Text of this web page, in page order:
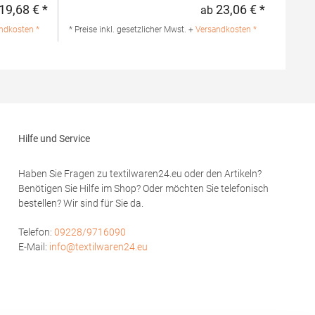
/
/ 1%
Regulärer Preis:
19,68 € *
*
Ton) Ersatzknopf Labelfrei
textil.de
Regulärer
ab 23,06 € *
* Preise inkl. gesetzlicher Mwst. + Versandkosten *
Hilfe und Service
Haben Sie Fragen zu textilwaren24.eu oder den Artikeln?
Benötigen Sie Hilfe im Shop? Oder möchten Sie telefonisch
bestellen? Wir sind für Sie da.
Telefon: 09228/9716090
E-Mail: info@textilwaren24.eu